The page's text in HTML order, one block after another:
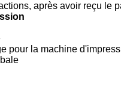
après avoir reçu le
pour la machine